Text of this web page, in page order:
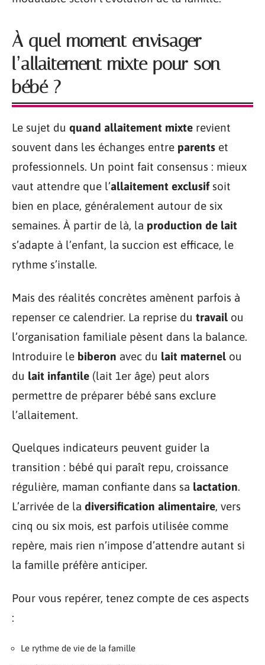
À quel moment envisager
l’allaitement mixte pour son
bébé ?
Le sujet du quand allaitement mixte revient
souvent dans les échanges entre parents et
professionnels. Un point fait consensus : mieux
vaut attendre que l’allaitement exclusifsoit
bien en place, généralement autour de six
semaines. À partir de là, la production de lait
s’adapte à l’enfant, la succion est efficace, le
rythme s’installe.
Mais des réalités concrètes amènent parfois à
repenser ce calendrier. La reprise du travail ou
l’organisation familiale pèsent dans la balance.
Introduire le biberon avec du lait maternel ou
du lait infantile (lait 1er âge) peut alors
permettre de préparer bébé sans exclure
l’allaitement.
Quelques indicateurs peuvent guider la
transition : bébé qui paraît repu, croissance
régulière, maman confiante dans sa lactation.
L’arrivée de la diversification alimentaire, vers
cinq ou six mois, est parfois utilisée comme
repère, mais rien n’impose d’attendre autant si
la famille préfère anticiper.
Pour vous repérer, tenez compte de ces aspects
:
Le rythme de vie de la famille